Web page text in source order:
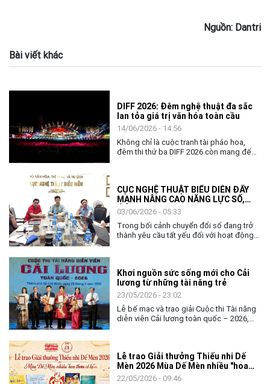
Nguồn: Dantri
Bài viết khác
DIFF 2026: Đêm nghệ thuật đa sắc
lan tỏa giá trị văn hóa toàn cầu
14/06/2026 - 14:56
Không chỉ là cuộc tranh tài pháo hoa,
đêm thi thứ ba DIFF 2026 còn mang đến
CỤC NGHỆ THUẬT BIỂU DIỄN ĐẨY
MẠNH NÂNG CAO NĂNG LỰC SỐ,
ỨNG DỤNG AI TRONG THỰC THI
CÔNG VỤ
03/06/2026 - 05:33
Trong bối cảnh chuyển đổi số đang trở
thành yêu cầu tất yếu đối với hoạt động
càng có ý nghĩa quan trọng. Với tinh thần
chủ động thích ứng và đổi mới, ngày
02/6, Cục Nghệ thuật biểu diễn đã tổ
chức chương trình tập huấn, bồi dưỡng
về chuyển đổi số và ứng dụng AI cho
toàn thể lãnh đạo, công chức và người
Khơi nguồn sức sống mới cho Cải
lương từ những tài năng trẻ
23/05/2026 - 23:02
Lễ bế mạc và trao giải Cuộc thi Tài năng
diễn viên Cải lương toàn quốc – 2026,
giữ và làm mới nghệ thuật Cải lương
trong đời sống đương đại.
Lễ trao Giải thưởng Thiếu nhi Dế
Mèn 2026 Mùa Dế Mèn nhiều "hoa
thơm cỏ lạ"
22/05/2026 - 09:46